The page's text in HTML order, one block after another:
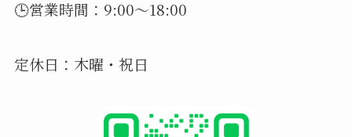
🕒営業時間：9:00〜18:00
定休日：木曜・祝日